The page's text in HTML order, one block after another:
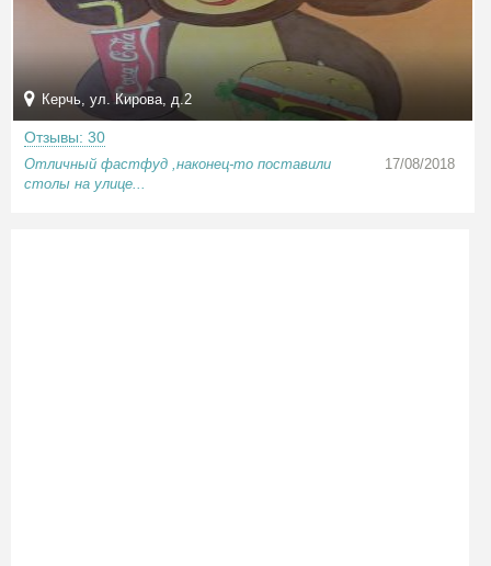
Керчь, ул. Кирова, д.2
Отзывы: 30
Отличный фастфуд ,наконец-то поставили
столы на улице...
17/08/2018